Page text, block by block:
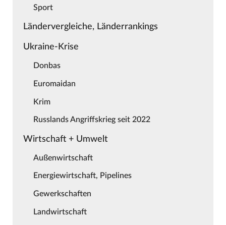
Sport
Ländervergleiche, Länderrankings
Ukraine-Krise
Donbas
Euromaidan
Krim
Russlands Angriffskrieg seit 2022
Wirtschaft + Umwelt
Außenwirtschaft
Energiewirtschaft, Pipelines
Gewerkschaften
Landwirtschaft